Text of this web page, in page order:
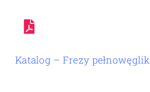
Katalog – Frezy